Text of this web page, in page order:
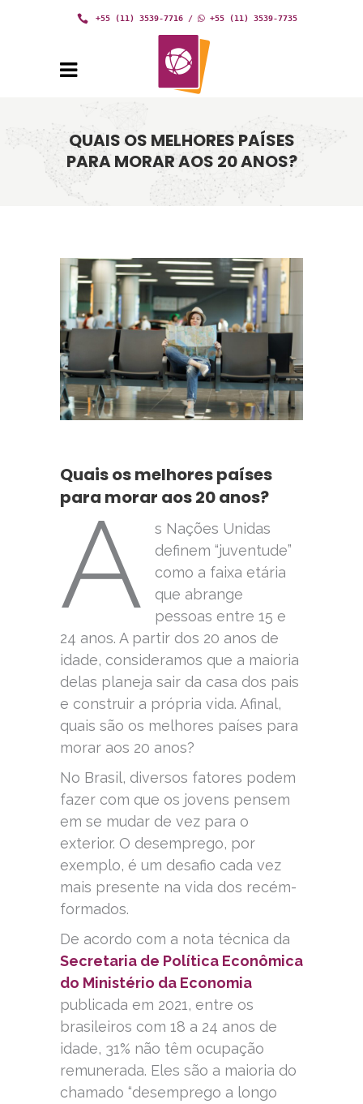
+55 (11) 3539-7716 / +55 (11) 3539-7735
QUAIS OS MELHORES PAÍSES
PARA MORAR AOS 20 ANOS?
Quais os melhores países
para morar aos 20 anos?
A
s Nações Unidas
definem “juventude”
como a faixa etária
que abrange
pessoas entre 15 e
24 anos. A partir dos 20 anos de
idade, consideramos que a maioria
delas planeja sair da casa dos pais
e construir a própria vida. Afinal,
quais são os melhores países para
morar aos 20 anos?
No Brasil, diversos fatores podem
fazer com que os jovens pensem
em se mudar de vez para o
exterior. O desemprego, por
exemplo, é um desafio cada vez
mais presente na vida dos recém-
formados.
De acordo com a nota técnica da
Secretaria de Política Econômica
do Ministério da Economia
publicada em 2021, entre os
brasileiros com 18 a 24 anos de
idade, 31% não têm ocupação
remunerada. Eles são a maioria do
chamado “desemprego a longo